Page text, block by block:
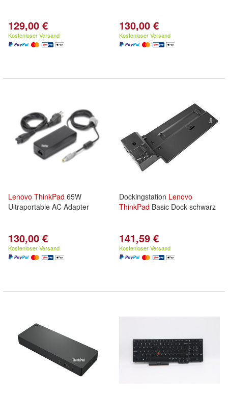
129,00 €
Kostenloser Versand
130,00 €
Kostenloser Versand
Lenovo ThinkPad 65W
Ultraportable AC Adapter
130,00 €
Kostenloser Versand
Dockingstation Lenovo
ThinkPad Basic Dock schwarz
141,59 €
Kostenloser Versand